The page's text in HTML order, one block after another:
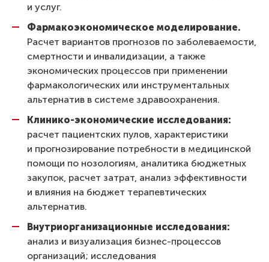
и услуг.
Фармакоэкономическое моделирование.
Расчет вариантов прогнозов по заболеваемости,
смертности и инвалидизации, а также
экономических процессов при применении
фармакологических или инструментальных
альтернатив в системе здравоохранения.
Клинико-экономические исследования:
расчет пациентских пулов, характеристики
и прогнозирование потребности в медицинской
помощи по нозологиям, аналитика бюджетных
закупок, расчет затрат, анализ эффективности
и влияния на бюджет терапевтических
альтернатив.
Внутриорганизационные исследования:
анализ и визуализация бизнес-процессов
организаций; исследования